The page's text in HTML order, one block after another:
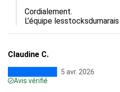
Cordialement.
L’équipe lesstocksdumarais
Claudine C.
5 avr. 2026
Avis vérifié